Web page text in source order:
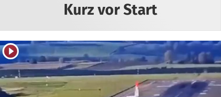
Kurz vor Start